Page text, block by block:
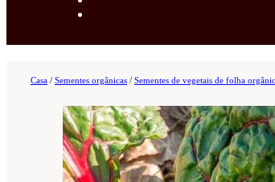
Casa / Sementes orgânicas / Sementes de vegetais de folha